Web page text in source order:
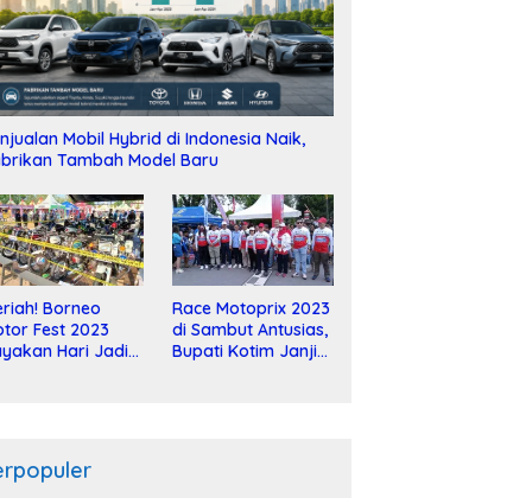
Mobil Hybrid di Indonesia Naik,
Tambah Model Baru
Borneo
Fest 2023
Hari Jadi
Race Motoprix 2023
di Sambut Antusias,
Bupati Kotim Janji